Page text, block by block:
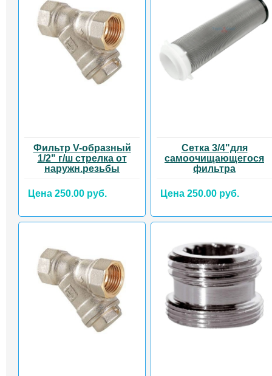
Фильтр V-образный
1/2" г/ш стрелка от
наружн.резьбы
Цена 250.00 руб.
Сетка 3/4"для
самоочищающегося
фильтра
Цена 250.00 руб.